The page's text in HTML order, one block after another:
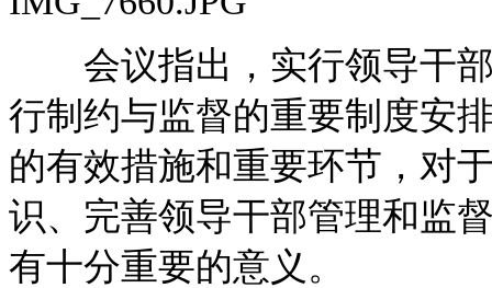
会议指出，实行领导干部
行制约与监督的重要制度安
的有效措施和重要环节，对
识、完善领导干部管理和监
有十分重要的意义。